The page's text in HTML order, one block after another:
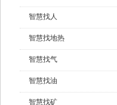
智慧找人
智慧找地热
智慧找气
智慧找油
智慧找矿